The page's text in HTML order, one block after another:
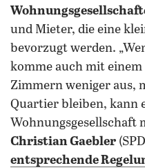
und Mieter, die eine
bevorzugt werden.
komme auch mit
Zimmern weniger aus,
Quartier bleiben, kann
Wohnungsgesellschaft
Christian Gaebler
entsprechende